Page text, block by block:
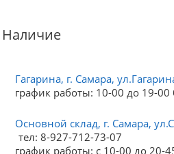
Наличие
Гагарина, г. Самара,
график работы: 10-00 до 19-
Основной склад, г. Самара,
тел: 8-927-712-73-07
график работы: с 10-00 до 20-